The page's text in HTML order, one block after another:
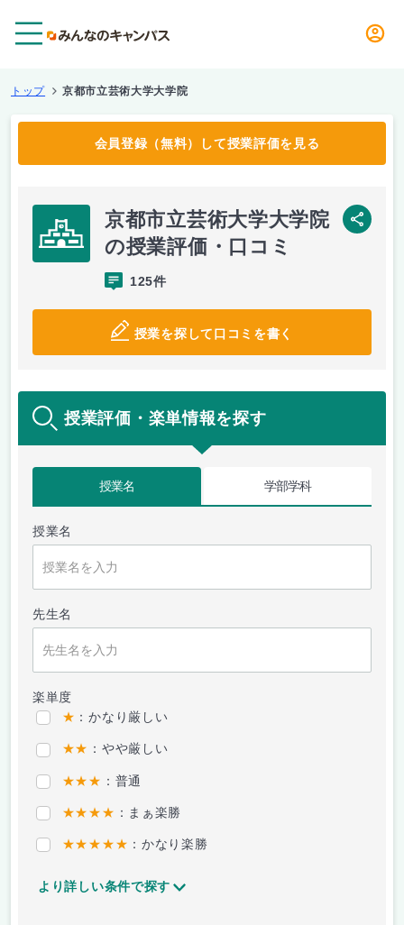
トップ 京都市立芸術大学大学院
会員登録（無料）して授業評価を見る
京都市立芸術大学大学院
の授業評価・口コミ
125件
授業を探して口コミを書く
SNS
授業評価・楽単情報を探す
授業名 学部学科
授業名
先生名
楽単度
★ ：かなり厳しい
★★ ：やや厳しい
★★★ ：普通
★★★★ ：まぁ楽勝
★★★★★ ：かなり楽勝
より詳しい条件で探す